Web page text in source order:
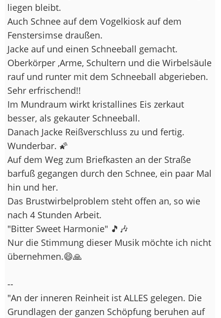
liegen bleibt.
Auch Schnee auf dem Vogelkiosk auf dem
Fenstersimse draußen.
Jacke auf und einen Schneeball gemacht.
Oberkörper ,Arme, Schultern und die Wirbelsäule
rauf und runter mit dem Schneeball abgerieben.
Sehr erfrischend!!
Im Mundraum wirkt kristallines Eis zerkaut
besser, als gekauter Schneeball.
Danach Jacke Reißverschluss zu und fertig.
Wunderbar. 🌠
Auf dem Weg zum Briefkasten an der Straße
barfuß gegangen durch den Schnee, ein paar Mal
hin und her.
Das Brustwirbelproblem steht offen an, so wie
nach 4 Stunden Arbeit.
"Bitter Sweet Harmonie" 🎵🎶
Nur die Stimmung dieser Musik möchte ich nicht
übernehmen.😄🙏
--
"An der inneren Reinheit ist ALLES gelegen. Die
Grundlagen der ganzen Schöpfung beruhen auf